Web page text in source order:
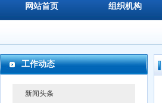
网站首页 组织机构
工作动态
新闻头条